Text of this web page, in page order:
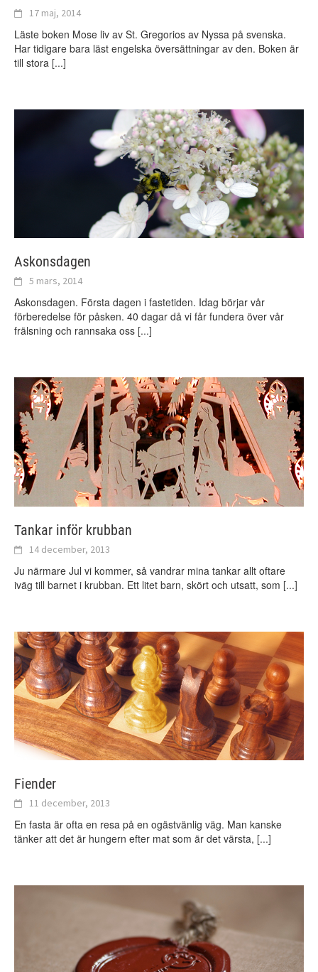
17 maj, 2014
Läste boken Mose liv av St. Gregorios av Nyssa på svenska.
Har tidigare bara läst engelska översättningar av den. Boken är
till stora [...]
Askonsdagen
5 mars, 2014
Askonsdagen. Första dagen i fastetiden. Idag börjar vår
förberedelse för påsken. 40 dagar då vi får fundera över vår
frälsning och rannsaka oss [...]
Tankar inför krubban
14 december, 2013
Ju närmare Jul vi kommer, så vandrar mina tankar allt oftare
iväg till barnet i krubban. Ett litet barn, skört och utsatt, som [...]
Fiender
11 december, 2013
En fasta är ofta en resa på en ogästvänlig väg. Man kanske
tänker att det är hungern efter mat som är det värsta, [...]